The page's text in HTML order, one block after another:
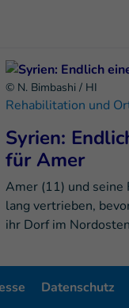
© N. Bimbashi / HI
Rehabilitation und
Syrien:
für Amer
Amer (11) und seine
lang vertrieben,
ihr Dorf im
Datenschutz